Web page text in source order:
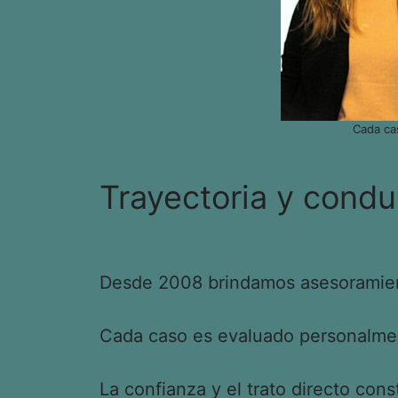
Cada
Trayectoria y
Desde 2008 brindamos
Cada caso es evaluado
La confianza y el trato directo